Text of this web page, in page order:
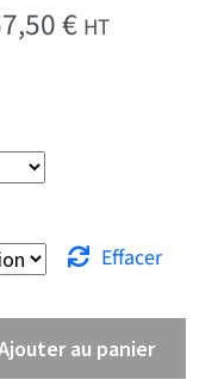
€Plage de
HT
Effacer
Seine Saint Denis
au panier